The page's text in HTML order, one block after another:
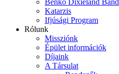
Benkó Dixieland Band
Katarzis
Ifjúsági Program
Rólunk
Missziónk
Épület információk
Díjaink
A Társulat